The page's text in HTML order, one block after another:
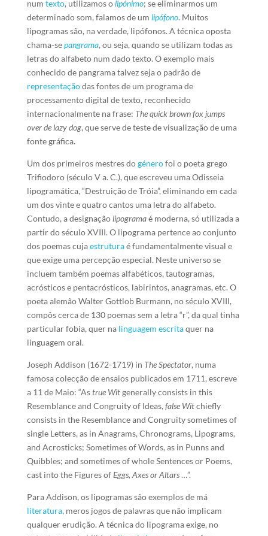
num texto, utilizamos olipónimo; se eliminarmos um
determinado som, falamos de um lipófono. Muitos
lipogramas são, na verdade, lipófonos. A técnica oposta
chama-sepangrama, ou seja, quando se utilizam todas as
letras do alfabeto num dado texto. O exemplo mais
conhecido de pangrama talvez seja o padrão de
representaçãodas fontes de um programa de
processamento digital de texto, reconhecido
internacionalmente na frase: The quick brown fox jumps
over de lazy dog, que serve de teste de visualização de uma
fonte gráfica.
Um dos primeiros mestres dogénerofoi o poeta grego
Trifiodoro (século V a. C.), que escreveu uma Odisseia
lipogramática, “Destruição de Tróia”, eliminando em cada
um dos vinte e quatro cantos uma letra do alfabeto.
Contudo, a designaçãolipogramaé moderna, só utilizada a
partir do século XVIII. O lipograma pertence ao conjunto
dos poemas cujaestruturaé fundamentalmente visual e
que exige uma percepção especial. Neste universo se
incluem também poemas alfabéticos, tautogramas,
acrósticos e pentacrósticos, labirintos, anagramas, etc. O
poeta alemão Walter Gottlob Burmann, no século XVIII,
compôs cerca de 130 poemas sem a letra “r”, da qual tinha
particular fobia, quer na linguagem escritaquer na
linguagem oral.
Joseph Addison (1672-1719) in The Spectator, numa
famosa colecção de ensaios publicados em 1711, escreve
a 11 de Maio: “Astrue Witgenerally consists in this
Resemblance and Congruity of Ideas, false Witchiefly
consists in the Resemblance and Congruity sometimes of
single Letters, as in Anagrams, Chronograms, Lipograms,
and Acrosticks; Sometimes of Words, as in Punns and
Quibbles; and sometimes of whole Sentences or Poems,
cast into the Figures of Eggs, Axes or Altars…”.
Para Addison, os lipogramas são exemplos de má
literatura, meros jogos de palavras que não implicam
qualquer erudição. A técnica do lipograma exige, no